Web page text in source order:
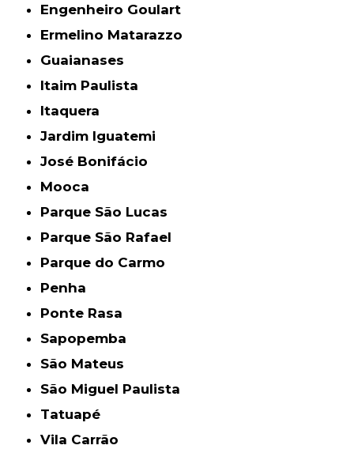
Engenheiro Goulart
Ermelino Matarazzo
Guaianases
Itaim Paulista
Itaquera
Jardim Iguatemi
José Bonifácio
Mooca
Parque São Lucas
Parque São Rafael
Parque do Carmo
Penha
Ponte Rasa
Sapopemba
São Mateus
São Miguel Paulista
Tatuapé
Vila Carrão